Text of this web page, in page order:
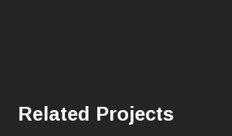
Related Projects